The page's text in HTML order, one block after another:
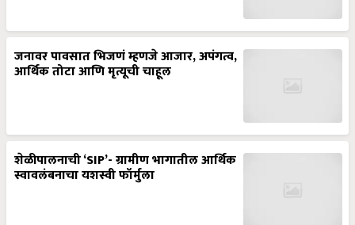
जनावर पावसात भिजणं म्हणजे आजार, अपंगत्व,
आर्थिक तोटा आणि मृत्यूची चाहूल
शेळीपालनाची ‘SIP’- ग्रामीण भागातील आर्थिक
स्वावलंबनाचा यशस्वी फॉर्मुला